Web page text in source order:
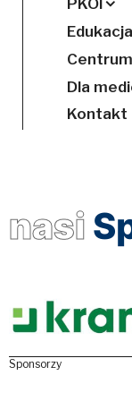
Dla
Kontakt
nasi
Sponsorzy